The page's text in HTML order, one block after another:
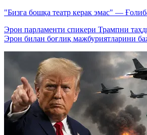
"Бизга бошқа театр керак эмас" —
Эрон парламенти спикери Трампни
Эрон билан боғлиқ мажбуриятларини